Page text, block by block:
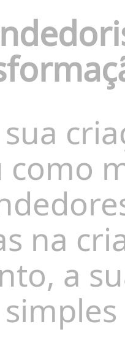
na
a